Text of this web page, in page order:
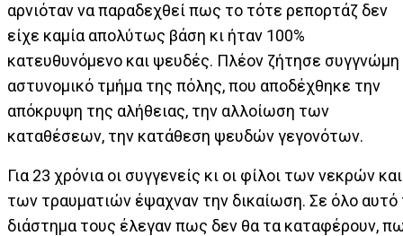
αρνιόταν να παραδεχθεί πως το τότε ρεπορτάζ δεν
είχε καμία απολύτως βάση κι ήταν 100%
κατευθυνόμενο και ψευδές. Πλέον ζήτησε συγγνώμη
αστυνομικό τμήμα της πόλης, που αποδέχθηκε την
απόκρυψη της αλήθειας, την αλλοίωση των
καταθέσεων, την κατάθεση ψευδών γεγονότων.
Για 23 χρόνια οι συγγενείς κι οι φίλοι των νεκρών και
των τραυματιών έψαχναν την δικαίωση. Σε όλο αυτό
διάστημα τους έλεγαν πως δεν θα τα καταφέρουν,